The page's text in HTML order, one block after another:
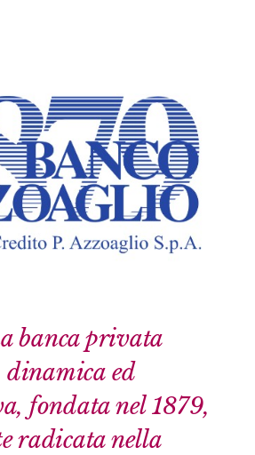
banca privata
dinamica ed
fondata nel 1879,
radicata nella